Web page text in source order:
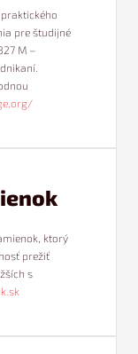
pre študijné
M –
ktorý
prežiť
s